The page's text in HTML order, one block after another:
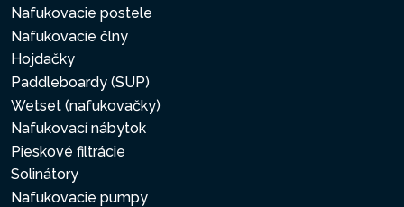
Nafukovacie postele
Nafukovacie člny
Hojdačky
Paddleboardy (SUP)
Wetset (nafukovačky)
Nafukovací nábytok
Pieskové filtrácie
Solinátory
Nafukovacie pumpy